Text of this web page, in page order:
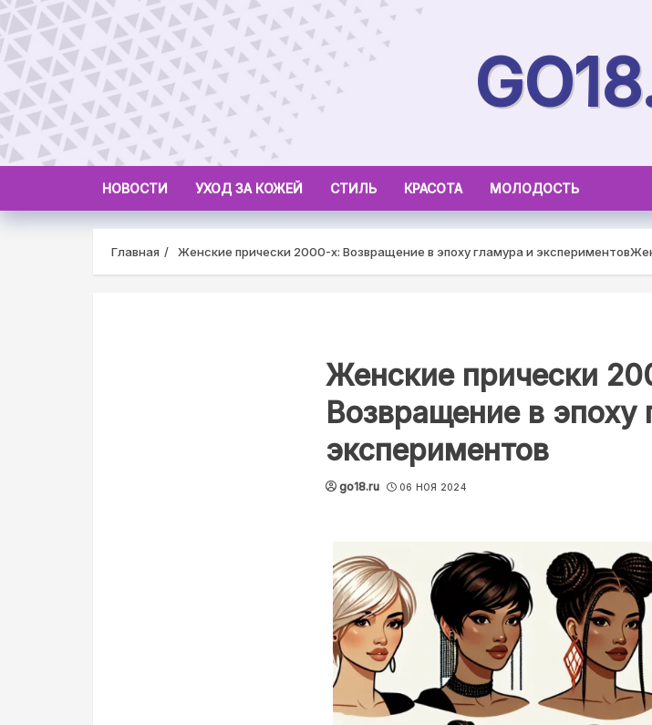
Skip
to
content
НОВОСТИ УХОД ЗА КОЖЕЙ СТИЛЬ КРАСОТА МОЛОДОСТЬ
Главная Женские прически 2000-х: Возвращение в эпоху гламура и экспериментов
Женские прически
Возвращение в эпоху
экспериментов
go18.ru 06 НОЯ 2024